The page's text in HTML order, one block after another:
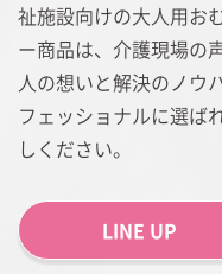
祉施設向けの大人用お
ー商品は、介護現場の
人の想いと解決のノウ
フェッショナルに選ば
しください。
LINE UP